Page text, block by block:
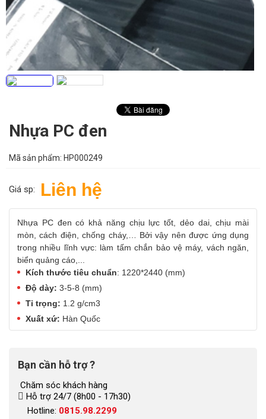
Nhựa PC đen
Mã sản phẩm: HP000249
Giá sp: Liên hệ
Nhựa PC đen có khả năng chịu lực tốt, dẻo dai, chịu mài
mòn, cách điện, chống cháy,… Bởi vậy nên được ứng dụng
trong nhiều lĩnh vực: làm tấm chắn bảo vệ máy, vách ngăn,
biển quảng cáo,...
Kích thước tiêu chuẩn: 1220*2440 (mm)
Độ dày: 3-5-8 (mm)
Tỉ trọng: 1.2 g/cm3
Xuất xứ: Hàn Quốc
Bạn cần hỗ trợ ?
Chăm sóc khách hàng
Hỗ trợ 24/7 (8h00 - 17h30)
Hotline: 0815.98.2299